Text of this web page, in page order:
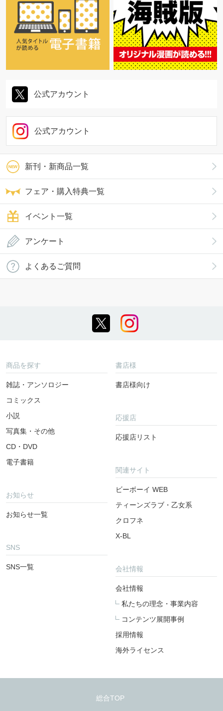
新刊・新商品一覧
フェア・購入特典一覧
イベント一覧
公式アカウント
公式アカウント
アンケート
よくあるご質問
商品を探す
雑誌・アンソロジー
コミックス
小説
写真集・その他
CD・DVD
電子書籍
お知らせ
お知らせ一覧
SNS
SNS一覧
書店様
書店様向け
応援店
応援店リスト
関連サイト
ビーボーイ WEB
ティーンズラブ・乙女系
クロフネ
X-BL
会社情報
会社情報
私たちの理念・事業内容
コンテンツ展開事例
採用情報
海外ライセンス
総合TOP